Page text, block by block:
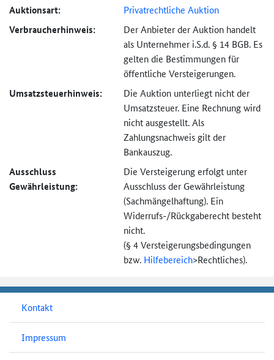
Auktionsart: Privatrechtliche Auktion
Verbraucher­hinweis:
Der Anbieter der Auktion handelt
als Unternehmer i.S.d. § 14 BGB. Es
gelten die Bestimmungen für
öffentliche Versteigerungen.
Umsatzsteuer­hinweis:
Die Auktion unterliegt nicht der
Umsatzsteuer. Eine Rechnung wird
nicht ausgestellt. Als
Zahlungsnachweis gilt der
Bankauszug.
Ausschluss
Gewährleistung:
Die Versteigerung erfolgt unter
Ausschluss der Gewährleistung
(Sachmängel­haftung). Ein
Widerrufs-/Rückgaberecht besteht
nicht.
(§ 4 Versteigerungs­bedingungen
bzw. Hilfebereich>Rechtliches).
Kontakt
Impressum